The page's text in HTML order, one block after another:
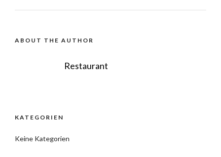
ABOUT THE AUTHOR
Restaurant
KATEGORIEN
Keine Kategorien